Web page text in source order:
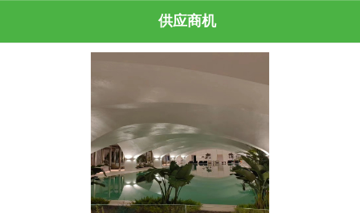
供应商机